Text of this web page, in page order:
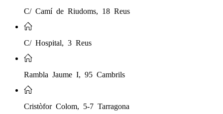
C/ Camí de Riudoms, 18 Reus
C/ Hospital, 3 Reus
Rambla Jaume I, 95 Cambrils
Cristòfor Colom, 5-7 Tarragona